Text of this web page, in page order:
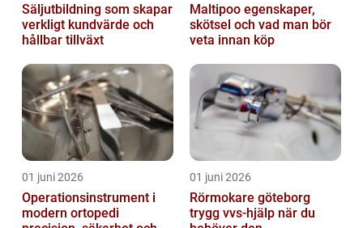
Säljutbildning som skapar
verkligt kundvärde och
hållbar tillväxt
Maltipoo egenskaper,
skötsel och vad man bör
veta innan köp
01 juni 2026
Operationsinstrument i
modern ortopedi
01 juni 2026
Rörmokare göteborg
trygg vvs-hjälp när du